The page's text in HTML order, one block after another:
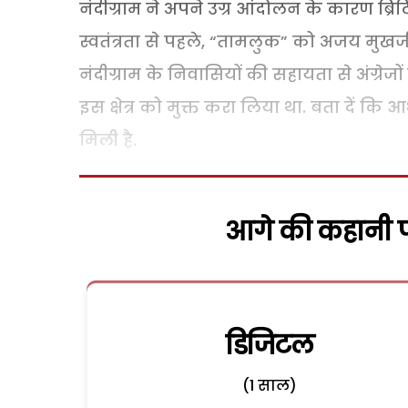
नंदीग्राम ने अपने उग्र आंदोलन के कारण
स्वतंत्रता से पहले, “तामलुक” को अजय
नंदीग्राम के निवासियों की सहायता से
इस क्षेत्र को मुक्त करा लिया था. बता दें कि
मिली है.
आगे की कहानी
डिजिटल
(1 साल)